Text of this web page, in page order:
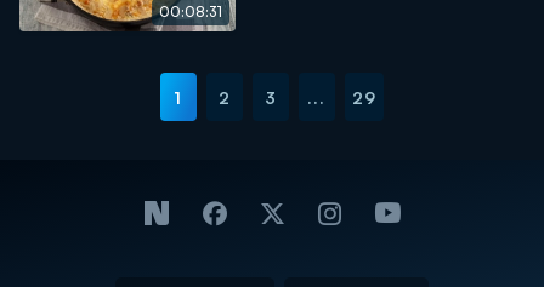
00:08:31
1 2 3 ... 29